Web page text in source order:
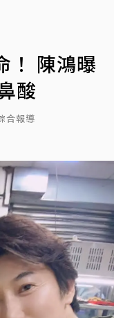
！ 陳鴻曝
酸
合報導